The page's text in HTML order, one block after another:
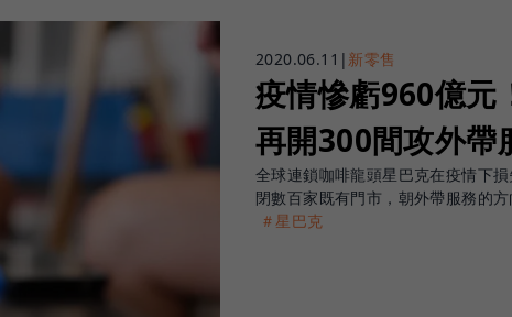
2020.06.11 | 新零售
疫情慘虧960億元
再開300間攻外帶
全球連鎖咖啡龍頭星巴克在疫情下
閉數百家既有門市，朝外帶服務的方
＃星巴克